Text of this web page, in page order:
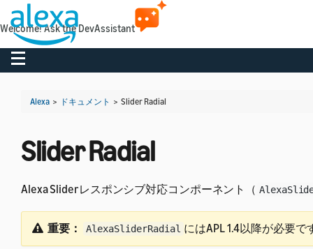
Toggle navigation
Alexa > ドキュメント > Slider Radial
Slider Radial
Alexa Sliderレスポンシブ対応コンポーネント（
重要： AlexaSliderRadial にはAPL 1.4以降が必要で
Welcome! Ask the DevAssistant